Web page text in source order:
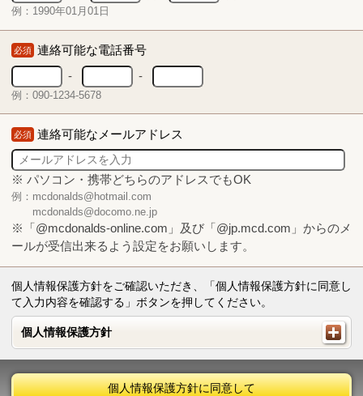
例：1990年01月01日
必須 連絡可能な電話番号
-
-
例：090-1234-5678
必須 連絡可能なメールアドレス
※ パソコン・携帯どちらのアドレスでもOK
例：mcdonalds@hotmail.com
mcdonalds@docomo.ne.jp
※「@mcdonalds-online.com」及び「@jp.mcd.com」からのメ
ールが受信出来るよう設定をお願いします。
個人情報保護方針をご確認いただき、「個人情報保護方針に同意し
て入力内容を確認する」ボタンを押してください。
個人情報保護方針
個人情報保護方針
個人情報保護方針に同意して